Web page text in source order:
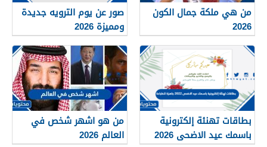
من هي ملكة جمال الكون
2026
صور عن يوم الترويه جديدة
ومميزة 2026
بطاقات تهنئة إلكترونية
باسمك عيد الاضحى 2026
من هو اشهر شخص في
العالم 2026